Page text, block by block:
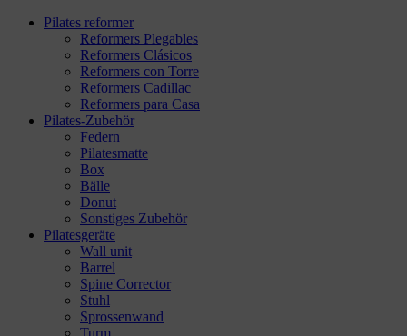
Pilates reformer
Reformers Plegables
Reformers Clásicos
Reformers con Torre
Reformers Cadillac
Reformers para Casa
Pilates-Zubehör
Federn
Pilatesmatte
Box
Bälle
Donut
Sonstiges Zubehör
Pilatesgeräte
Wall unit
Barrel
Spine Corrector
Stuhl
Sprossenwand
Turm